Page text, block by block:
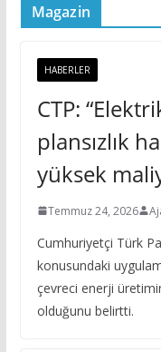
Magazin
HABERLER
CTP:
plansızlık
yüksek
Temmuz 24, 2026
Cumhuriyetçi Türk
konusundaki
çevreci enerji
olduğunu belirtti.